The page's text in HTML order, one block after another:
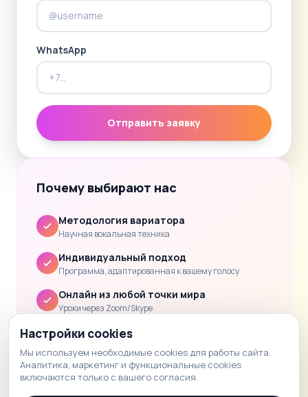
WhatsApp
Отправить заявку
Почему выбирают нас
Методология вариатора
Научная вокальная техника
Индивидуальный подход
Программа, адаптированная к вашему голосу
Онлайн из любой точки мира
Уроки через Zoom/Skype
Clear progress
урока.
Настройки cookies
Мы используем необходимые cookies для работы сайта.
Аналитика, маркетинг и функциональные cookies
включаются только с вашего согласия.